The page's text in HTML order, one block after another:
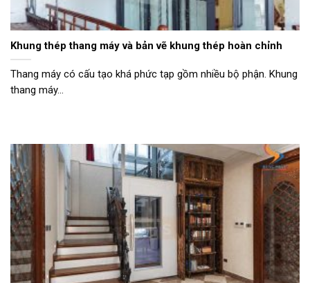
Khung thép thang máy và bản vẽ khung thép hoàn chỉnh
Thang máy có cấu tạo khá phức tạp gồm nhiều bộ phận. Khung
thang máy...